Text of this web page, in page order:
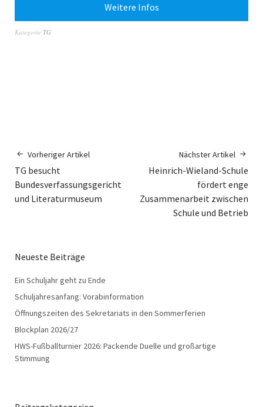
Weitere Infos
Kategorie TG
Vorheriger Artikel
TG besucht
Bundesverfassungsgericht
und Literaturmuseum
Nächster Artikel
Heinrich-Wieland-Schule
fördert enge
Zusammenarbeit zwischen
Schule und Betrieb
Neueste Beiträge
Ein Schuljahr geht zu Ende
Schuljahresanfang: Vorabinformation
Öffnungszeiten des Sekretariats in den Sommerferien
Blockplan 2026/27
HWS-Fußballturnier 2026: Packende Duelle und großartige
Stimmung